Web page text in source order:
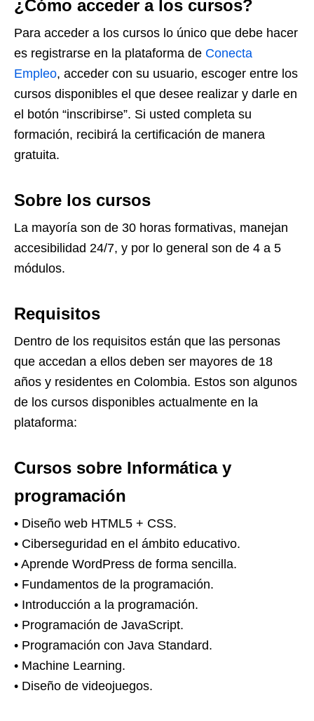
¿Cómo acceder a los cursos?
Para acceder a los cursos lo único que debe hacer
es registrarse en la plataforma de Conecta
Empleo, acceder con su usuario, escoger entre los
cursos disponibles el que desee realizar y darle en
el botón “inscribirse”. Si usted completa su
formación, recibirá la certificación de manera
gratuita.
Sobre los cursos
La mayoría son de 30 horas formativas, manejan
accesibilidad 24/7, y por lo general son de 4 a 5
módulos.
Requisitos
Dentro de los requisitos están que las personas
que accedan a ellos deben ser mayores de 18
años y residentes en Colombia. Estos son algunos
de los cursos disponibles actualmente en la
plataforma:
Cursos sobre Informática y
programación
• Diseño web HTML5 + CSS.
• Ciberseguridad en el ámbito educativo.
• Aprende WordPress de forma sencilla.
• Fundamentos de la programación.
• Introducción a la programación.
• Programación de JavaScript.
• Programación con Java Standard.
• Machine Learning.
• Diseño de videojuegos.